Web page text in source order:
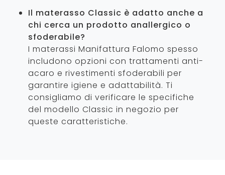
Il materasso Classic è adatto anche a
chi cerca un prodotto anallergico o
sfoderabile?
I materassi Manifattura Falomo spesso
includono opzioni con trattamenti anti-
acaro e rivestimenti sfoderabili per
garantire igiene e adattabilità. Ti
consigliamo di verificare le specifiche
del modello Classic in negozio per
queste caratteristiche.